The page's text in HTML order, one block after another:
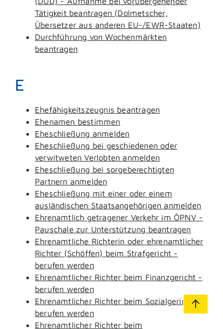
Tätigkeit beantragen (Dolmetscher,
Übersetzer aus anderen EU-/EWR-Staaten)
Durchführung von Wochenmärkten
beantragen
E
Ehefähigkeitszeugnis beantragen
Ehenamen bestimmen
Eheschließung anmelden
Eheschließung bei geschiedenen oder
verwitweten Verlobten anmelden
Eheschließung bei sorgeberechtigten
Partnern anmelden
Eheschließung mit einer oder einem
ausländischen Staatsangehörigen anmelden
Ehrenamtlich getragener Verkehr im ÖPNV -
Pauschale zur Unterstützung beantragen
Ehrenamtliche Richterin oder ehrenamtlicher
Richter (Schöffen) beim Strafgericht -
berufen werden
Ehrenamtlicher Richter beim Finanzgericht -
berufen werden
Ehrenamtlicher Richter beim Sozialgericht -
berufen werden
Ehrenamtlicher Richter beim